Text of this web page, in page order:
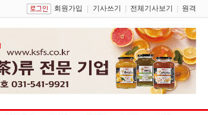
회원가입 기사쓰기 전체기사보기 원격